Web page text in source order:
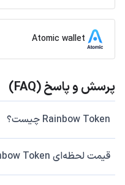
Atomic wallet
پرسش و پاسخ (FAQ)
Rainbow Token چیست؟
قیمت لحظه‌ای Rainbow Token را از کجا چک کنم؟